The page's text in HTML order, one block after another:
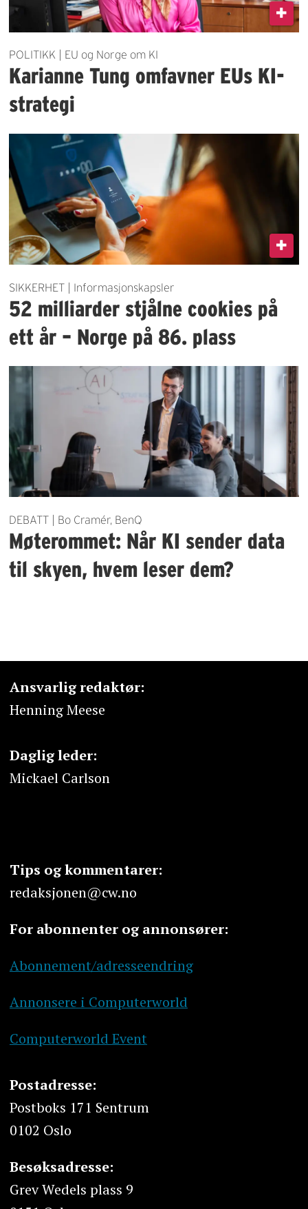
POLITIKK | EU og Norge om KI
Karianne Tung omfavner EUs KI-
strategi
SIKKERHET | Informasjonskapsler
52 milliarder stjålne cookies på
ett år – Norge på 86. plass
DEBATT | Bo Cramér, BenQ
Møterommet: Når KI sender data
til skyen, hvem leser dem?
Ansvarlig redaktør:
Henning Meese
Daglig leder:
Mickael Carlson
Tips og kommentarer:
redaksjonen@cw.no
For abonnenter og annonsører:
Abonnement/adresseendring
Annonsere i Computerworld
Computerworld Event
Postadresse:
Postboks 171 Sentrum
0102 Oslo
Besøksadresse:
Grev Wedels plass 9